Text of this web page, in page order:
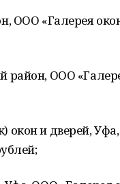
ООО «Галерея
ООО
и дверей,